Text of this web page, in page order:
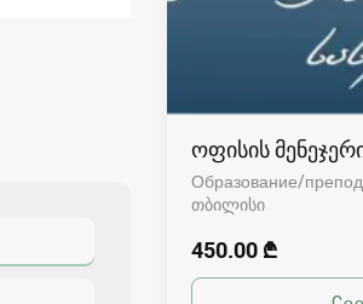
ოფისის
Образование/
თბილისი
450.00 ₾